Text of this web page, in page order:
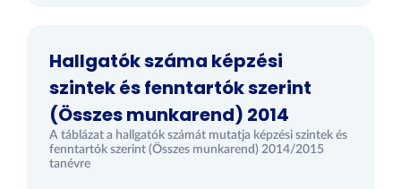
Hallgatók száma képzési
szintek és fenntartók szerint
(Összes munkarend) 2014
A táblázat a hallgatók számát mutatja képzési szintek és
fenntartók szerint (Összes munkarend) 2014/2015
tanévre